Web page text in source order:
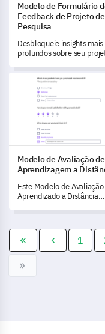
Modelo de Formulário
Feedback de Projeto de
Pesquisa
Desbloqueie insights mais
profundos sobre seu
formulário de feedback
abrangente.
Modelo de Avaliação
Modelo de Avaliação de
Aprendizagem a
Este Modelo de
Aprendizado a Distância
meça a satisfação dos
1